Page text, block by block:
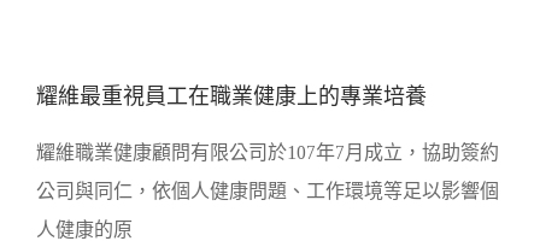
28
耀維最重視員工在職業健康上的專業培養
耀維職業健康顧問有限公司於107年7月成立，協助簽約
公司與同仁，依個人健康問題、工作環境等足以影響個
人健康的原